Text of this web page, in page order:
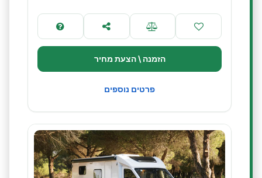
הזמנה \ הצעת מחיר
פרטים נוספים